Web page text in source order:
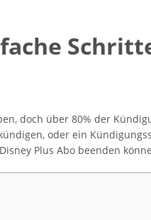
doch über 80% der
oder ein
Plus Abo beenden